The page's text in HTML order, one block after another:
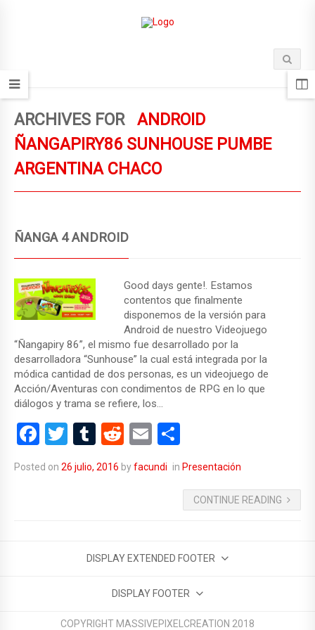
ARCHIVES FOR
ANDROID
ÑANGAPIRY86 SUNHOUSE PUMBE
ARGENTINA CHACO
ÑANGA 4 ANDROID
Good days gente!. Estamos
contentos que finalmente
disponemos de la versión para
Android de nuestro Videojuego
“Ñangapiry 86”, el mismo fue desarrollado por la
desarrolladora “Sunhouse” la cual está integrada por la
módica cantidad de dos personas, es un videojuego de
Acción/Aventuras con condimentos de RPG en lo que
diálogos y trama se refiere, los…
F
a
ce
T
wi
tt
T
u
m
R
d
E
m
ail
o
m
Posted on 26 julio, 2016 byfacundi in Presentación
CONTINUE READING
DISPLAY EXTENDED FOOTER
DISPLAY FOOTER
COPYRIGHT MASSIVEPIXELCREATION 2018